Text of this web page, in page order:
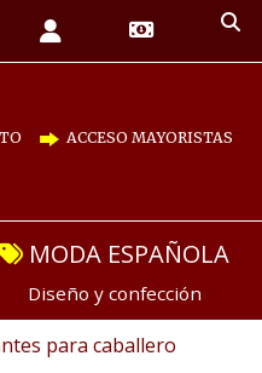
ACCESO MAYORISTAS
MODA ESPAÑOLA
Diseño y confección
para caballero